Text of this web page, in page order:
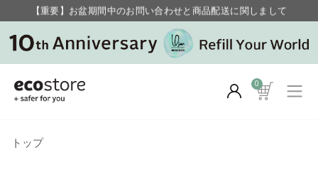
毎月お得にポイントが貯まる！ “月のポイントアップデー”
【重要】お盆期間中のお問い合わせと商品配送に関しまして
毎月お得にポイントが貯まる！ “月のポイントアップデー”
0
トップ